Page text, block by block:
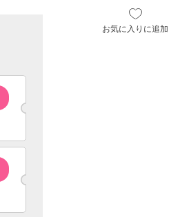
お気に入りに追加